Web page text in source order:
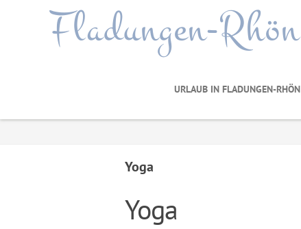
Fladungen-Rhön
URLAUB IN FLADUNGEN-RHÖN
Yoga
Yoga